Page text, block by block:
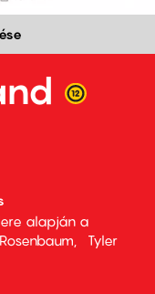
alapján a
Tyler